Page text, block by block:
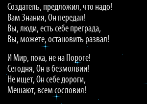
Создатель, предложил, что надо!
Вам Знания, Он передал!
Вы, люди, есть себе преграда,
Вы, можете, остановить развал!
И Мир, пока, не на Пороге!
Сегодня, Он в безмолвии!
Не ищет, Он себе дороги,
Мешают, всем сословия!